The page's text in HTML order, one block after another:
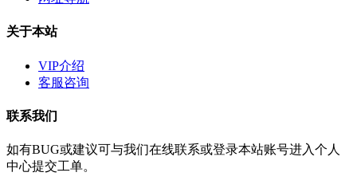
关于本站
VIP介绍
客服咨询
联系我们
如有BUG或建议可与我们在线联系或登录本站账号进入个人
中心提交工单。